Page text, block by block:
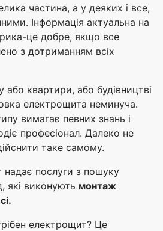
частина, а у деяких і все,
Інформація актуальна на
це добре, якщо все
з дотриманням всіх
або квартири, або будівництві
електрощита неминуча.
вимагає певних знань і
професіонал. Далеко не
таке самому.
послуги з пошуку
які виконують монтаж
електрощит? Це